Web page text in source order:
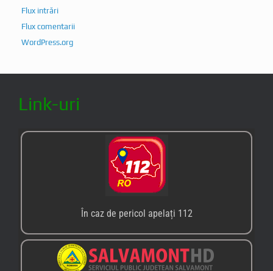
Flux intrări
Flux comentarii
WordPress.org
Link-uri
În caz de pericol apelați 112